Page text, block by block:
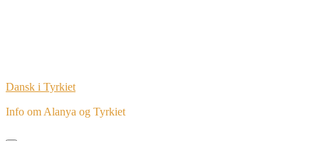
Dansk i Tyrkiet
Info om Alanya og Tyrkiet